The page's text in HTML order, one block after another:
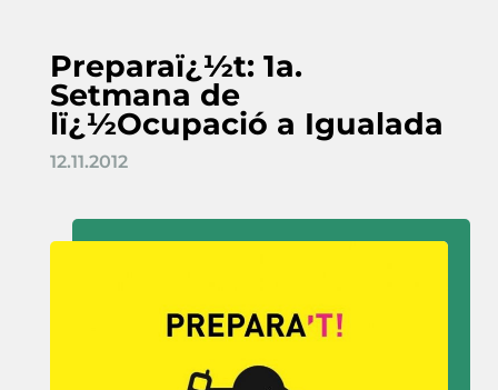
Preparaï¿½t: 1a.
Setmana de
lï¿½Ocupació a Igualada
12.11.2012